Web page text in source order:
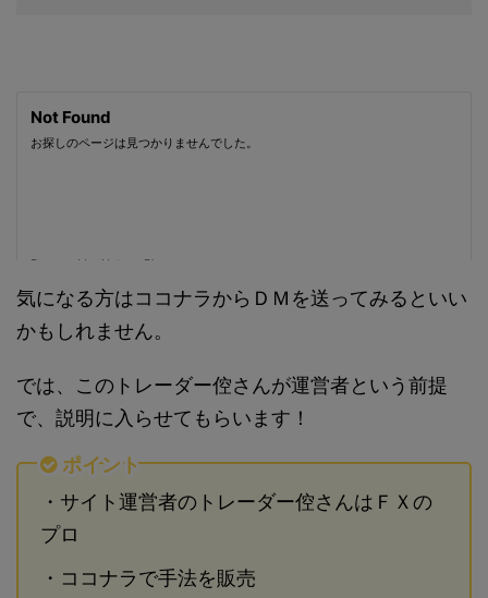
気になる方はココナラからＤＭを送ってみるといい
かもしれません。
では、このトレーダー倥さんが運営者という前提
で、説明に入らせてもらいます！
ポイント
・サイト運営者のトレーダー倥さんはＦＸの
プロ
・ココナラで手法を販売